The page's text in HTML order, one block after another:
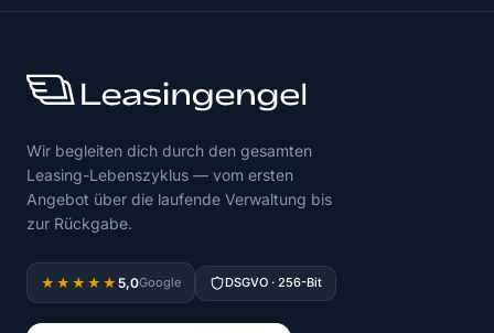
Wir begleiten dich durch den gesamten
Leasing-Lebenszyklus — vom ersten
Angebot über die laufende Verwaltung bis
zur Rückgabe.
★★★★★ 5,0Google DSGVO · 256-Bit